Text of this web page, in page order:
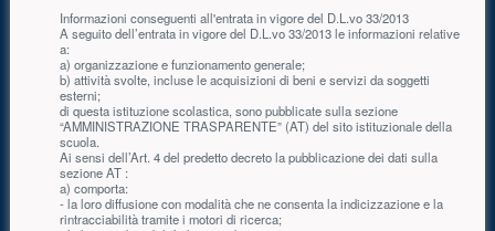
Informazioni conseguenti all'entrata in vigore del D.L.vo 33/2013
A seguito dell’entrata in vigore del D.L.vo 33/2013 le informazioni relative
a:
a) organizzazione e funzionamento generale;
b) attività svolte, incluse le acquisizioni di beni e servizi da soggetti
esterni;
di questa istituzione scolastica, sono pubblicate sulla sezione
“AMMINISTRAZIONE TRASPARENTE” (AT) del sito istituzionale della
scuola.
Ai sensi dell’Art. 4 del predetto decreto la pubblicazione dei dati sulla
sezione AT :
a) comporta:
- la loro diffusione con modalità che ne consenta la indicizzazione e la
rintracciabilità tramite i motori di ricerca;